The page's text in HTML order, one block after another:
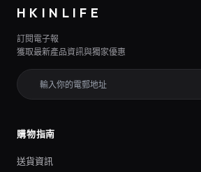
HKINLIFE
訂閱電子報
獲取最新產品資訊與獨家優惠
購物指南
送貨資訊